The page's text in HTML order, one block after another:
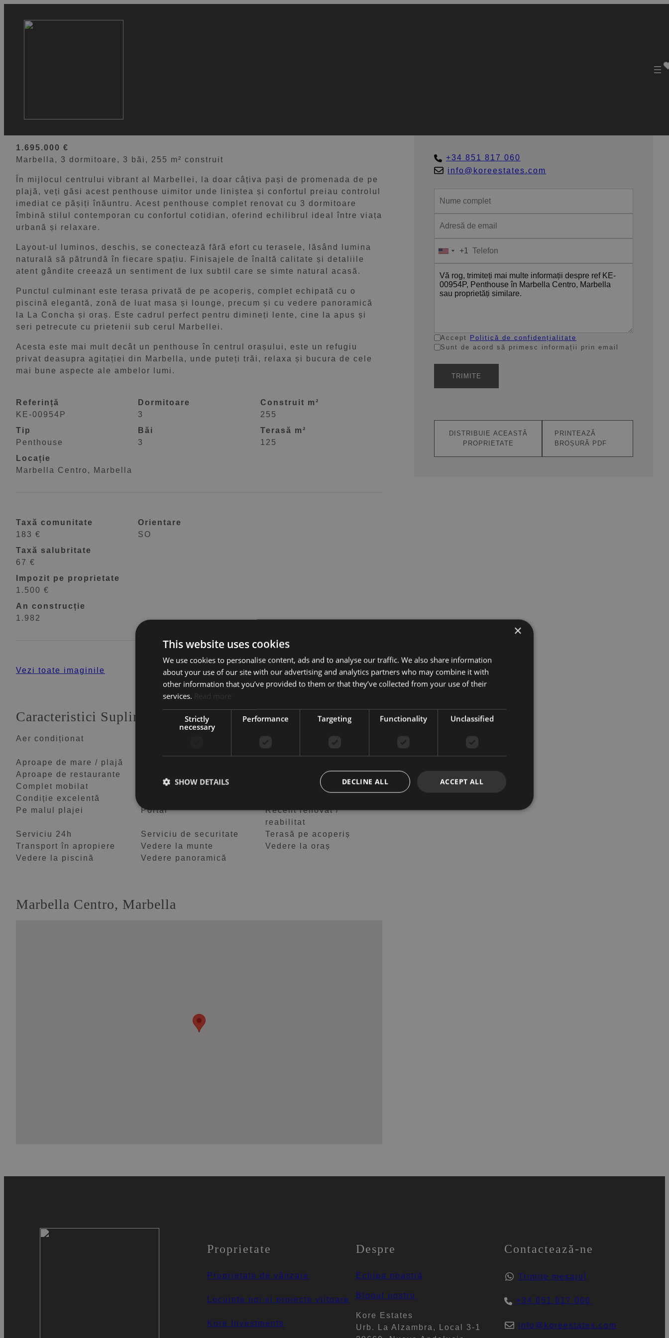
1.695.000 €
Marbella, 3 dormitoare, 3 băi, 255 m² construit
În mijlocul centrului vibrant al Marbellei, la doar câțiva pași de promenada de pe
plajă, veți găsi acest penthouse uimitor unde liniștea și confortul preiau controlul
imediat ce pășiți înăuntru. Acest penthouse complet renovat cu 3 dormitoare
îmbină stilul contemporan cu confortul cotidian, oferind echilibrul ideal între viața
urbană și relaxare.
Layout-ul luminos, deschis, se conectează fără efort cu terasele, lăsând lumina
naturală să pătrundă în fiecare spațiu. Finisajele de înaltă calitate și detaliile
atent gândite creează un sentiment de lux subtil care se simte natural acasă.
Punctul culminant este terasa privată de pe acoperiș, complet echipată cu o
piscină elegantă, zonă de luat masa și lounge, precum și cu vedere panoramică
la La Concha și oraș. Este cadrul perfect pentru dimineți lente, cine la apus și
seri petrecute cu prietenii sub cerul Marbellei.
Acesta este mai mult decât un penthouse în centrul orașului, este un refugiu
privat deasupra agitației din Marbella, unde puteți trăi, relaxa și bucura de cele
mai bune aspecte ale ambelor lumi.
Referință
KE-00954P
Tip
Penthouse
Locație
Marbella Centro, Marbella
Dormitoare
3
Băi
3
Construit m²
255
Terasă m²
125
Taxă comunitate
183 €
Taxă salubritate
67 €
Impozit pe proprietate
1.500 €
An construcție
1.982
Orientare
SO
Vezi toate imaginile
Caracteristici Suplimentare
Aer condiționat
Aproape de mare / plajă
Aproape de restaurante
Bucătărie complet utilată
Complet mobilat
Comunitate cu poartă
Condiție bună
Condiție excelentă
Pe malul plajei
Portar
Recent renovat /
reabilitat
Serviciu 24h
Serviciu de securitate
Terasă pe acoperiș
Transport în apropiere
Vedere la munte
Vedere la oraș
Vedere la piscină
Vedere panoramică
Marbella Centro, Marbella
+34 851 817 060
info@koreestates.com
United
States
+1
+1
Accept
Politică de confidențialitate
Sunt de acord să primesc informații prin email
TRIMITE
DISTRIBUIE ACEASTĂ
PROPRIETATE
PRINTEAZĂ
BROȘURĂ PDF
Proprietate
Proprietate de vânzare
Locuințe noi și proiecte viitoare
Kore Investments
Despre
Echipa noastră
Blogul nostru
Kore Estates
Urb. La Alzambra, Local 3-1
Contactează-ne
Trimite mesajul
+34 851 817 060
info@koreestates.com
×
This website uses cookies
We use cookies to personalise content, ads and to analyse our traffic. We also share information
about your use of our site with our advertising and analytics partners who may combine it with
other information that you’ve provided to them or that they’ve collected from your use of their
services. Read more
Strictly
necessary
Performance Targeting Functionality Unclassified
ACCEPT ALL
DECLINE ALL
SHOW DETAILS